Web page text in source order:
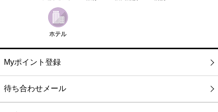
Myポイント登録
待ち合わせメール